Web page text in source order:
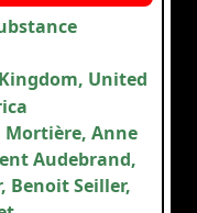
United
Anne
Audebrand,
Benoit Seiller,